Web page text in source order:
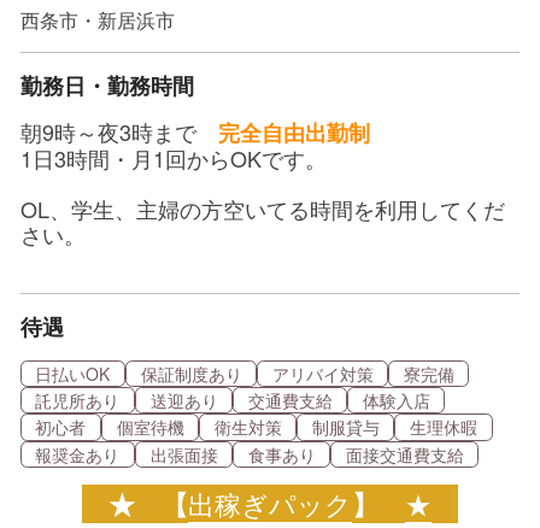
西条市・新居浜市
勤務日・勤務時間
朝9時～夜3時まで 完全自由出勤制
1日3時間・月1回からOKです。
OL、学生、主婦の方空いてる時間を利用してくだ
さい。
待遇
日払いOK 保証制度あり アリバイ対策
寮完備
託児所あり
送迎あり 交通費支給
体験入店
初心者
個室待機 衛生対策 制服貸与
生理休暇
報奨金あり
出張面接 食事あり 面接交通費支給
★ 【出稼ぎパック 】 ★